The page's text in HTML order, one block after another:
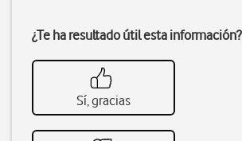
¿Te ha resultado útil esta información?
Sí, gracias